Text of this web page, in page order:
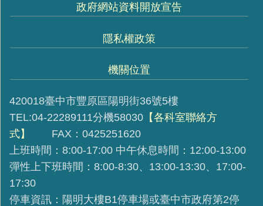
政府網站資料開放宣告
隱私權政策
機關位置
420018臺中市豐原區陽明街36號5樓
TEL:04-22289111分機58030 【各科室聯絡方
式】
FAX：0425251620
上班時間：8:00-17:00 中午休息時間：12:00-13:00
彈性上下班時間：8:00-8:30、13:00-13:30、17:00-
17:30
停車資訊：陽明大樓B1停車場或臺中市政府第2停